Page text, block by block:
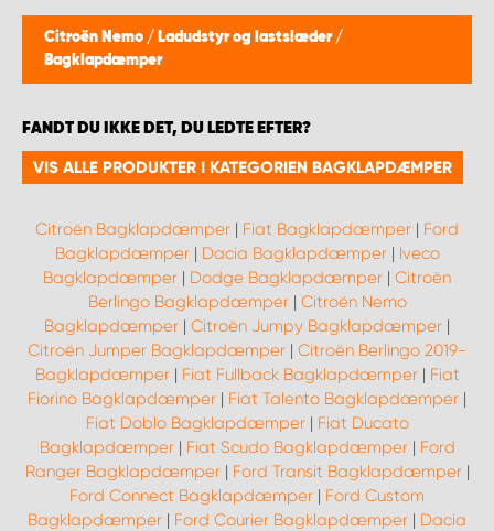
Citroën Nemo / Ladudstyr og lastslæder /
Bagklapdæmper
FANDT DU IKKE DET, DU LEDTE EFTER?
VIS ALLE PRODUKTER I KATEGORIEN BAGKLAPDÆMPER
Citroën Bagklapdæmper | Fiat Bagklapdæmper | Ford
Bagklapdæmper| Dacia Bagklapdæmper| Iveco
Bagklapdæmper | Dodge Bagklapdæmper | Citroën
Berlingo Bagklapdæmper| Citroën Nemo
Bagklapdæmper | Citroën Jumpy Bagklapdæmper |
Citroën Jumper Bagklapdæmper | Citroën Berlingo 2019-
Bagklapdæmper| Fiat Fullback Bagklapdæmper| Fiat
Fiorino Bagklapdæmper | Fiat Talento Bagklapdæmper |
Fiat Doblo Bagklapdæmper| Fiat Ducato
Bagklapdæmper| Fiat Scudo Bagklapdæmper| Ford
Ranger Bagklapdæmper| Ford Transit Bagklapdæmper|
Ford Connect Bagklapdæmper | Ford Custom
Bagklapdæmper | Ford Courier Bagklapdæmper | Dacia